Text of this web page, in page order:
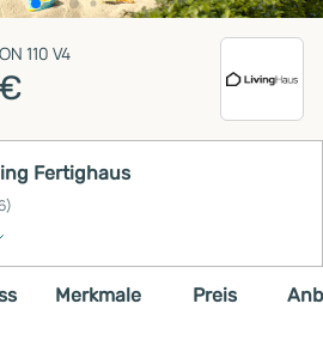
110 V4
Fertighaus
Merkmale Preis